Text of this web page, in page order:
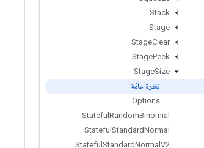
Stack
Stage
StageClear
StagePeek
StageSize
نظرة عامّة
Options
Stateful RandomBinomial
Stateful StandardNormal
Stateful StandardNormal V2